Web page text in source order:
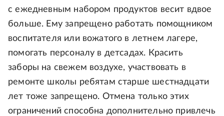
с ежедневным набором продуктов весит вдвое
больше. Ему запрещено работать помощником
воспитателя или вожатого в летнем лагере,
помогать персоналу в детсадах. Красить
заборы на свежем воздухе, участвовать в
ремонте школы ребятам старше шестнадцати
лет тоже запрещено. Отмена только этих
ограничений способна дополнительно привлечь